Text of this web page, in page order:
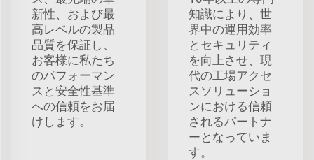
新性、および最
高レベルの製品
品質を保証し、
お客様に私たち
のパフォーマン
スと安全性基準
への信頼をお届
けします。
知識により、世
界中の運用効率
とセキュリティ
を向上させ、現
代の工場アクセ
スソリューショ
ンにおける信頼
されるパートナ
ーとなっていま
す。